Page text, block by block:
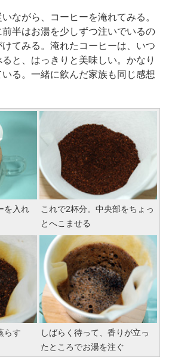
ながら、コーヒーを淹れてみる。
半はお湯を少しずつ注いでいるの
てみる。淹れたコーヒーは、いつ
と、はっきりと美味しい。かなり
る。一緒に飲んだ家族も同じ感想
を入れ
これで2杯分。中央部をちょっ
とへこませる
らす
しばらく待って、香りが立っ
たところでお湯を注ぐ